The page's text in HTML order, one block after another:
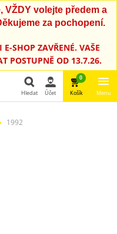
VŽDY volejte předem a
za pochopení.
SHOP ZAVŘENÉ. VAŠE
POSTUPNĚ OD 13.7.26.
Hledat Účet
0
Košík Menu
1992